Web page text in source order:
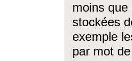
moins que
stockées
exemple
par mot